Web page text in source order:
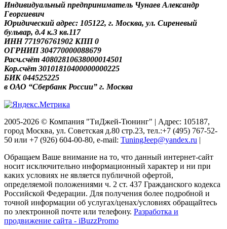
Индивидуальный предприниматель Чунаев Александр
Георгиевич
Юридический адрес: 105122, г. Москва, ул. Сиреневый
бульвар, д.4 к.3 кв.117
ИНН 771976761902 КПП 0
ОГРНИП 304770000088679
Расч.счёт 40802810638000014501
Кор.счёт 30101810400000000225
БИК 044525225
в ОАО “Сбербанк России” г. Москва
2005-2026 © Компания "ТиДжей-Тюнинг" | Адрес: 105187,
город Москва, ул. Советская д.80 стр.23, тел.:+7 (495) 767-52-
50 или +7 (926) 604-00-80, e-mail: TuningJeep@yandex.ru |
Обращаем Ваше внимание на то, что данный интернет-сайт
носит исключительно информационный характер и ни при
каких условиях не является публичной офертой,
определяемой положениями ч. 2 ст. 437 Гражданского кодекса
Российской Федерации. Для получения более подробной и
точной информации об услугах/ценах/условиях обращайтесь
по электронной почте или телефону. Разработка и
продвижение сайта - iBuzzPromo